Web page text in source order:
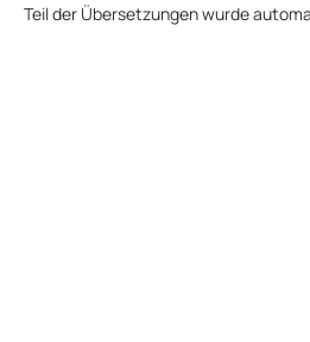
Teil der Übersetzungen wurde